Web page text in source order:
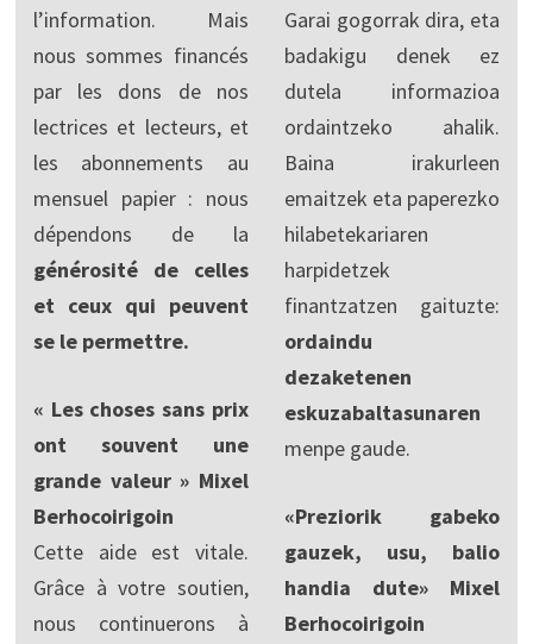
l’information. Mais
nous sommes financés
par les dons de nos
lectrices et lecteurs, et
les abonnements au
mensuel papier : nous
dépendons de la
générosité de celles
et ceux qui peuvent
se le permettre.
« Les choses sans prix
ont souvent une
grande valeur » Mixel
Berhocoirigoin
Cette aide est vitale.
Grâce à votre soutien,
nous continuerons à
Garai gogorrak dira, eta
badakigu denek ez
dutela informazioa
ordaintzeko ahalik.
Baina irakurleen
emaitzek eta paperezko
hilabetekariaren
harpidetzek
finantzatzen gaituzte:
ordaindu
dezaketenen
eskuzabaltasunaren
menpe gaude.
«Preziorik gabeko
gauzek, usu, balio
handia dute» Mixel
Berhocoirigoin